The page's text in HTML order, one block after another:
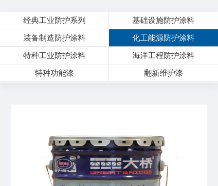
经典工业防护系列 基础设施防护涂料
装备制造防护涂料 化工能源防护涂料
特种工业防护涂料 海洋工程防护涂料
特种功能漆 翻新维护漆